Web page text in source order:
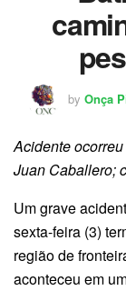
by Onça
Acidente
Juan Caballero;
Um grave
sexta-feira (3)
região de
aconteceu em